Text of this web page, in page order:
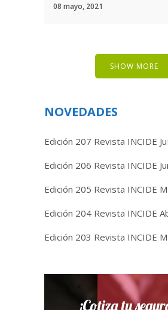
08 mayo, 2021
SHOW MORE
NOVEDADES
Edición 207 Revista INCIDE
Edición 206 Revista INCIDE
Edición 205 Revista INCIDE
Edición 204 Revista INCIDE
Edición 203 Revista INCIDE